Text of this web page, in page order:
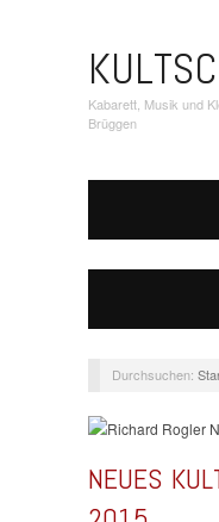
Kabarett, Musik und
Brüggen
Durchsuchen:
NEUES